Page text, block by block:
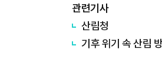
관련기사
산림청
기후 위기 속 산림